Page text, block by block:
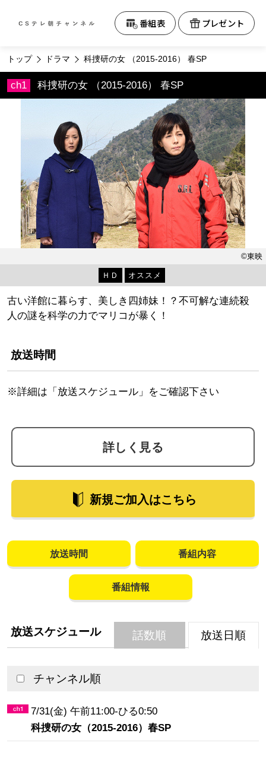
テレビ朝日CS
番組表 プレゼント
トップ ドラマ 科捜研の女 （2015-2016） 春SP
科捜研の女 （2015-2016） 春SP
©東映
ＨＤ オススメ
古い洋館に暮らす、美しき四姉妹！？不可解な連続殺
人の謎を科学の力でマリコが暴く！
放送時間
※詳細は「放送スケジュール」をご確認下さい
詳しく見る
新規ご加入はこちら
放送時間 番組内容
番組情報
放送スケジュール 話数順 放送日順
チャンネル順
7/31(金) 午前11:00-ひる0:50
科捜研の女（2015-2016）春SP